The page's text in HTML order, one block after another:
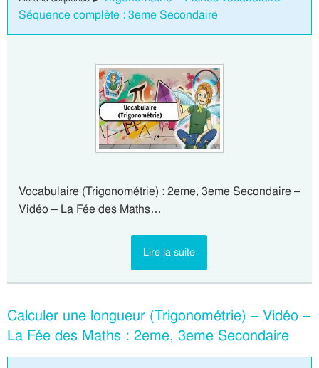
Séquence complète : 3eme Secondaire
Vocabulaire (Trigonométrie) : 2eme, 3eme Secondaire –
Vidéo – La Fée des Maths…
Lire la suite
Calculer une longueur (Trigonométrie) – Vidéo –
La Fée des Maths : 2eme, 3eme Secondaire